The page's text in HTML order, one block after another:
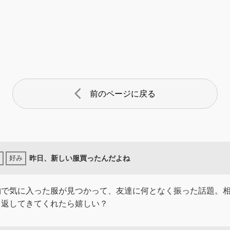
arrow_back_ios 前のページに戻る
昨日、新しい服買ったんだよね
気に入った服が見つかって、友達に何となく振った話題。
してきてくれたら嬉しい？